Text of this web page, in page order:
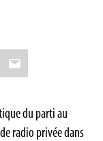
Email
du parti au
radio privée dans